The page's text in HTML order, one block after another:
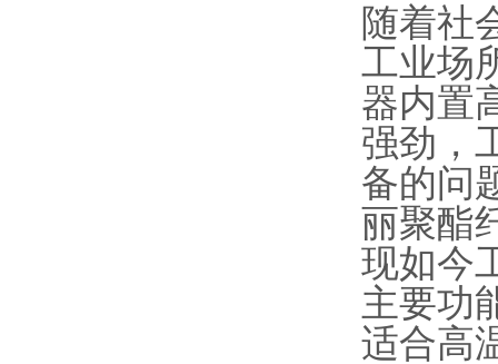
随着社
工业场
器内置
强劲，
备的问
丽聚酯
现如今
主要功
适合高